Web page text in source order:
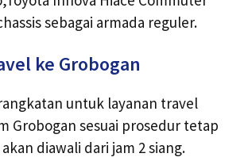
sebagai armada reguler.
ke Grobogan
untuk layanan travel
Grobogan sesuai prosedur tetap
diawali dari jam 2 siang.